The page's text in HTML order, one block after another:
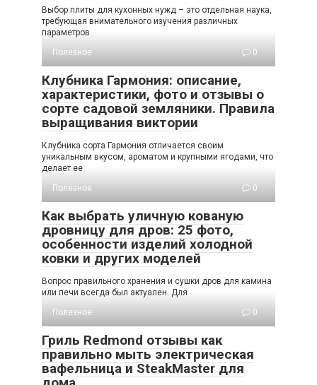
Выбор плиты для кухонных нужд – это отдельная наука,
требующая внимательного изучения различных
параметров
Полезное
0
Клубника Гармония: описание,
характеристики, фото и отзывы о
сорте садовой земляники. Правила
выращивания виктории
Клубника сорта Гармония отличается своим
уникальным вкусом, ароматом и крупными ягодами, что
делает ее
Полезное
0
Как выбрать уличную кованую
дровницу для дров: 25 фото,
особенности изделий холодной
ковки и других моделей
Вопрос правильного хранения и сушки дров для камина
или печи всегда был актуален. Для
Полезное
0
Гриль Redmond отзывы как
правильно мыть электрическая
вафельница и SteakMaster для